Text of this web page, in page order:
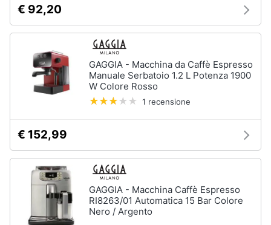
Vedi
tutti
Elettrodomestici
offerta
in
Asciugatrice
Microonde
€ 92,20
GAGGIA - Macchina da Caffè Espresso
Manuale Serbatoio 1.2 L Potenza 1900
W Colore Rosso
1 recensione
€ 152,99
GAGGIA - Macchina Caffè Espresso
RI8263/01 Automatica 15 Bar Colore
Nero / Argento